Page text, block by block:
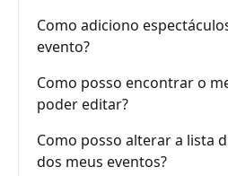
Como adiciono
evento?
Como posso encontrar o
poder editar?
Como posso alterar a lista
dos meus eventos?